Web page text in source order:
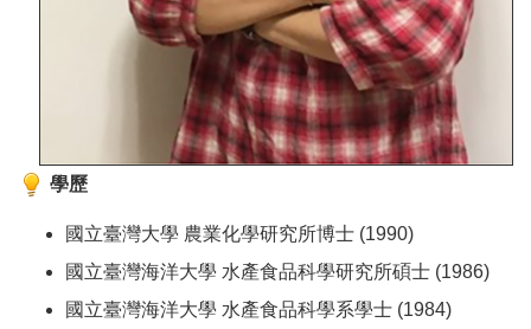
學歷
國立臺灣大學 農業化學研究所博士 (1990)
國立臺灣海洋大學 水產食品科學研究所碩士 (1986)
國立臺灣海洋大學 水產食品科學系學士 (1984)